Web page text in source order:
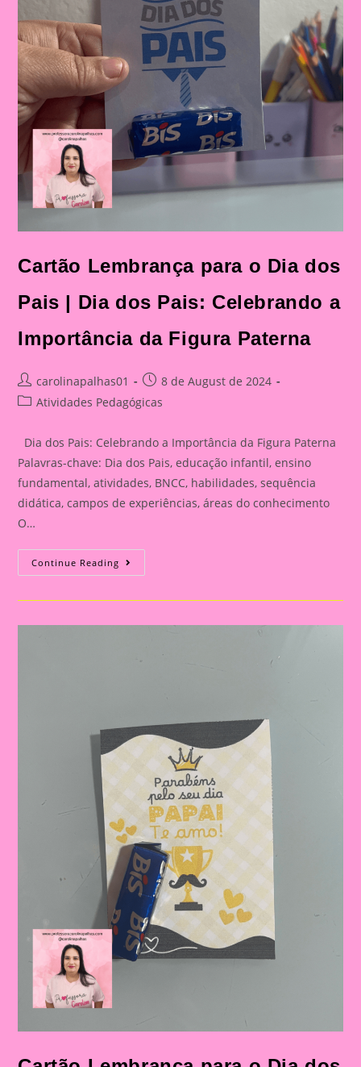
Cartão Lembrança para o Dia dos
Pais | Dia dos Pais: Celebrando a
Importância da Figura Paterna
Post
author:
carolinapalhas01
Post
published:
8 de August de 2024
PostAtividades Pedagógicas
Dia dos Pais: Celebrando a Importância da Figura Paterna
Palavras-chave: Dia dos Pais, educação infantil, ensino
fundamental, atividades, BNCC, habilidades, sequência
didática, campos de experiências, áreas do conhecimento
O…
Continue Reading Cartão
Lembrança
O
Pais
Dos
Figura
Paterna